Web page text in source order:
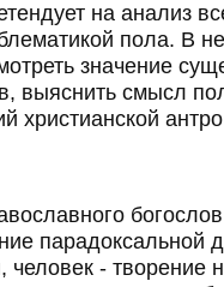
на анализ
пола. В
значение
выяснить смысл
христианской
парадоксальной
человек - творение